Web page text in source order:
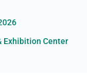
Exhibition Center